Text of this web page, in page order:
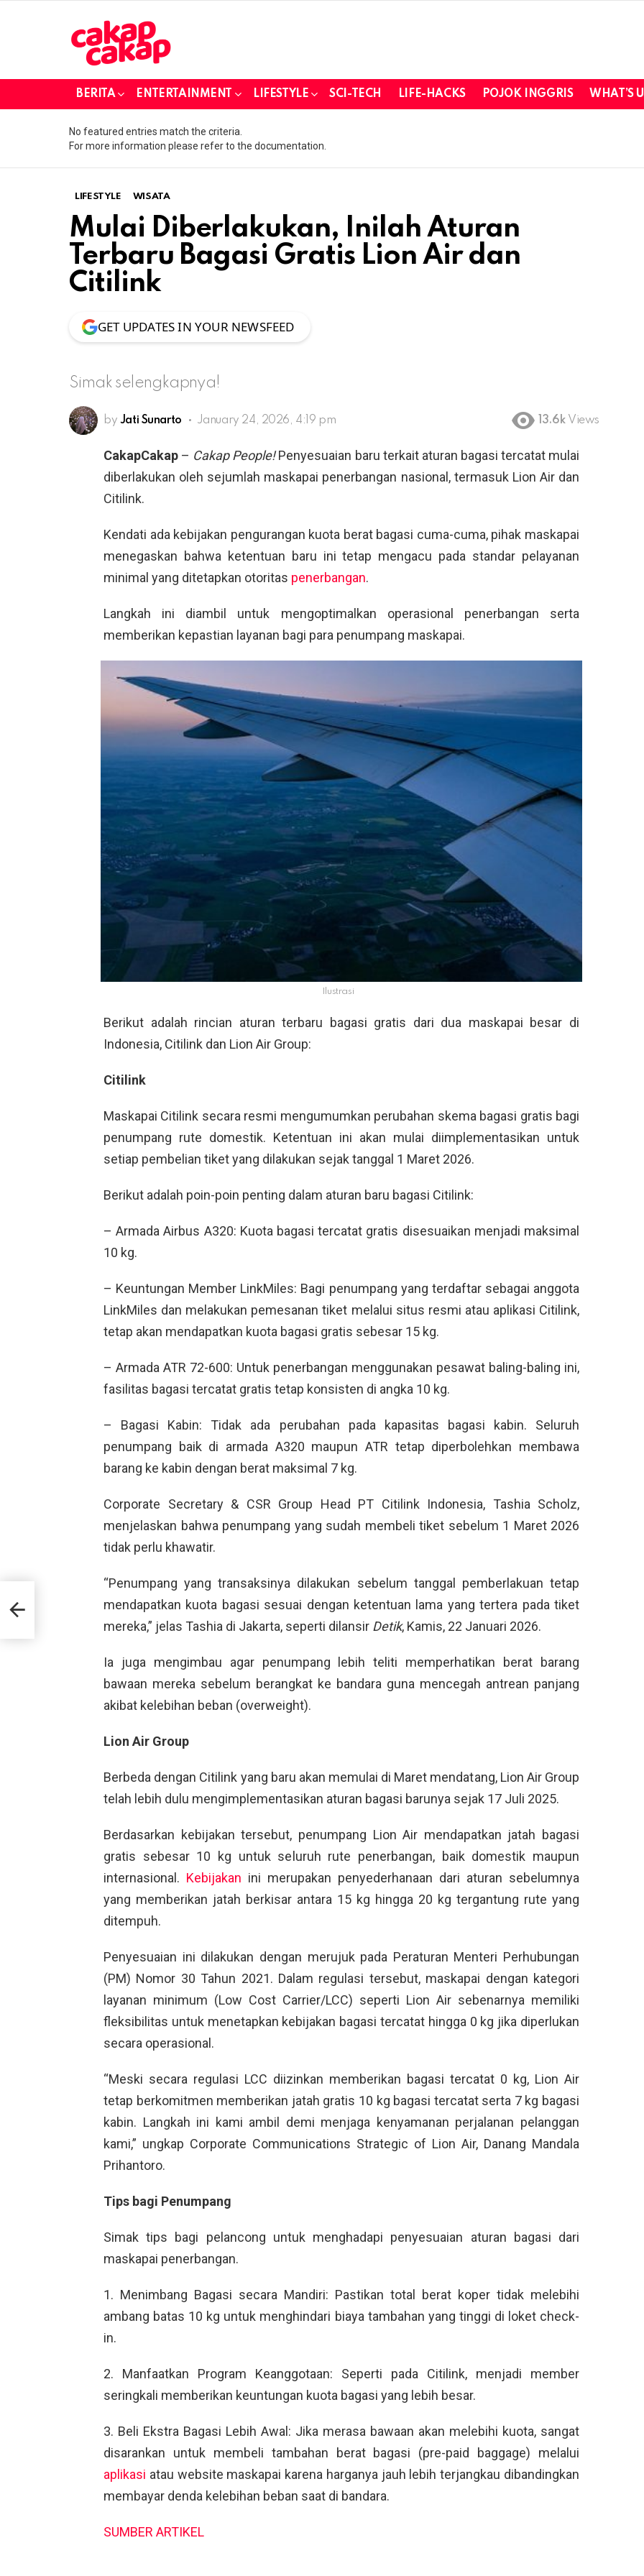
BERITA ENTERTAINMENT LIFESTYLE SCI-TECH LIFE-HACKS POJOK INGGRIS WHAT’S
No featured entries match the criteria.
For more information please refer to the documentation.
LIFESTYLE WISATA
Mulai Diberlakukan, Inilah Aturan
Terbaru Bagasi Gratis Lion Air dan
Citilink
GET UPDATES IN YOUR NEWSFEED
Simak selengkapnya!
by Jati Sunarto January 24, 2026, 4:19 pm 13.6k Views
CakapCakap – Cakap People!Penyesuaian baru terkait aturan bagasi tercatat mulai
diberlakukan oleh sejumlah maskapai penerbangan nasional, termasuk Lion Air dan
Citilink.
Kendati ada kebijakan pengurangan kuota berat bagasi cuma-cuma, pihak maskapai
menegaskan bahwa ketentuan baru ini tetap mengacu pada standar pelayanan
minimal yang ditetapkan otoritas penerbangan.
Langkah ini diambil untuk mengoptimalkan operasional penerbangan serta
memberikan kepastian layanan bagi para penumpang maskapai.
Ilustrasi
Berikut adalah rincian aturan terbaru bagasi gratis dari dua maskapai besar di
Indonesia, Citilink dan Lion Air Group:
Citilink
Maskapai Citilink secara resmi mengumumkan perubahan skema bagasi gratis bagi
penumpang rute domestik. Ketentuan ini akan mulai diimplementasikan untuk
setiap pembelian tiket yang dilakukan sejak tanggal 1 Maret 2026.
Berikut adalah poin-poin penting dalam aturan baru bagasi Citilink:
– Armada Airbus A320: Kuota bagasi tercatat gratis disesuaikan menjadi maksimal
10 kg.
– Keuntungan Member LinkMiles: Bagi penumpang yang terdaftar sebagai anggota
LinkMiles dan melakukan pemesanan tiket melalui situs resmi atau aplikasi Citilink,
tetap akan mendapatkan kuota bagasi gratis sebesar 15 kg.
– Armada ATR 72-600: Untuk penerbangan menggunakan pesawat baling-baling ini,
fasilitas bagasi tercatat gratis tetap konsisten di angka 10 kg.
– Bagasi Kabin: Tidak ada perubahan pada kapasitas bagasi kabin. Seluruh
penumpang baik di armada A320 maupun ATR tetap diperbolehkan membawa
barang ke kabin dengan berat maksimal 7 kg.
Corporate Secretary & CSR Group Head PT Citilink Indonesia, Tashia Scholz,
menjelaskan bahwa penumpang yang sudah membeli tiket sebelum 1 Maret 2026
tidak perlu khawatir.
“Penumpang yang transaksinya dilakukan sebelum tanggal pemberlakuan tetap
mendapatkan kuota bagasi sesuai dengan ketentuan lama yang tertera pada tiket
mereka,” jelas Tashia di Jakarta, seperti dilansir Detik, Kamis, 22 Januari 2026.
Ia juga mengimbau agar penumpang lebih teliti memperhatikan berat barang
bawaan mereka sebelum berangkat ke bandara guna mencegah antrean panjang
akibat kelebihan beban (overweight).
Lion Air Group
Berbeda dengan Citilink yang baru akan memulai di Maret mendatang, Lion Air Group
telah lebih dulu mengimplementasikan aturan bagasi barunya sejak 17 Juli 2025.
Berdasarkan kebijakan tersebut, penumpang Lion Air mendapatkan jatah bagasi
gratis sebesar 10 kg untuk seluruh rute penerbangan, baik domestik maupun
internasional. Kebijakan ini merupakan penyederhanaan dari aturan sebelumnya
yang memberikan jatah berkisar antara 15 kg hingga 20 kg tergantung rute yang
ditempuh.
Penyesuaian ini dilakukan dengan merujuk pada Peraturan Menteri Perhubungan
(PM) Nomor 30 Tahun 2021. Dalam regulasi tersebut, maskapai dengan kategori
layanan minimum (Low Cost Carrier/LCC) seperti Lion Air sebenarnya memiliki
fleksibilitas untuk menetapkan kebijakan bagasi tercatat hingga 0 kg jika diperlukan
secara operasional.
“Meski secara regulasi LCC diizinkan memberikan bagasi tercatat 0 kg, Lion Air
tetap berkomitmen memberikan jatah gratis 10 kg bagasi tercatat serta 7 kg bagasi
kabin. Langkah ini kami ambil demi menjaga kenyamanan perjalanan pelanggan
kami,” ungkap Corporate Communications Strategic of Lion Air, Danang Mandala
Prihantoro.
Tips bagi Penumpang
Simak tips bagi pelancong untuk menghadapi penyesuaian aturan bagasi dari
maskapai penerbangan.
1. Menimbang Bagasi secara Mandiri: Pastikan total berat koper tidak melebihi
ambang batas 10 kg untuk menghindari biaya tambahan yang tinggi di loket check-
in.
2. Manfaatkan Program Keanggotaan: Seperti pada Citilink, menjadi member
seringkali memberikan keuntungan kuota bagasi yang lebih besar.
3. Beli Ekstra Bagasi Lebih Awal: Jika merasa bawaan akan melebihi kuota, sangat
disarankan untuk membeli tambahan berat bagasi (pre-paid baggage) melalui
aplikasi atau website maskapai karena harganya jauh lebih terjangkau dibandingkan
membayar denda kelebihan beban saat di bandara.
SUMBER ARTIKEL